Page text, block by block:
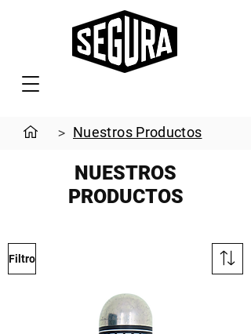
> Nuestros Productos
NUESTROS
PRODUCTOS
Filtro